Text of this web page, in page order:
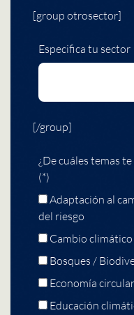
[group otrosector]
Especifica tu sector
[/group]
¿De cuáles temas
(*)
Adaptación al
del riesgo
Cambio climático
Bosques /
Economía
Educación